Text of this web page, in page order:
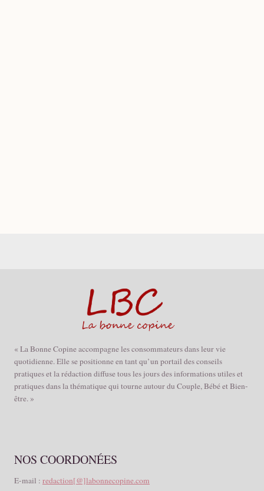
« La Bonne Copine accompagne les consommateurs dans leur vie
quotidienne. Elle se positionne en tant qu’un portail des conseils
pratiques et la rédaction diffuse tous les jours des informations utiles et
pratiques dans la thématique qui tourne autour du Couple, Bébé et Bien-
être. »
NOS COORDONÉES
E-mail : redaction[@]labonnecopine.com